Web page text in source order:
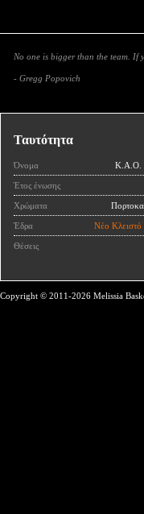
No one is bigger than the team. If
- Gregg Popovich
Ταυτότητα
Όνομα Κ.Α.Ο.
Έτος ένωσης
Χρώματα
Έδρα Νέο Κλειστό
Θέσεις
Copyright © 2011-2026 Melissia